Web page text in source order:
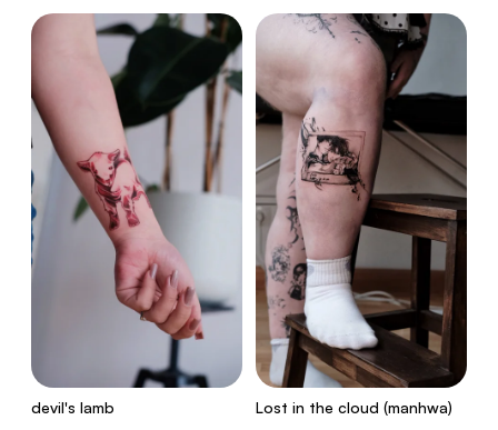
devil's lamb Lost in the cloud (manhwa)